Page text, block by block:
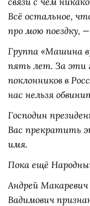
Всё остальное,
про мою поездку,
Группа «Машина
пять лет. За эти
поклонников в
нас нельзя
Господин
Вас прекратить
имя.
Пока ещё
Андрей Макаревич
Вадимович